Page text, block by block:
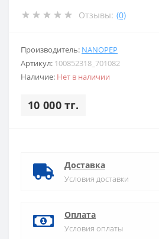
Отзывы: (0)
Производитель: NANOPEP
Артикул: 100852318_701082
Наличие: Нет в наличии
10 000 тг.
Доставка
Условия доставки
Оплата
Условия оплаты